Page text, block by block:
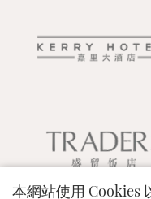
本網站使用 Cookies